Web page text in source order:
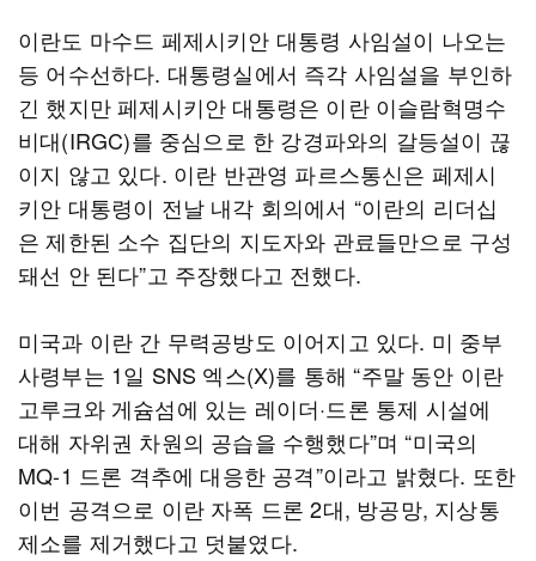
이란도 마수드 페제시키안 대통령 사임설이 나오는
등 어수선하다. 대통령실에서 즉각 사임설을 부인하
긴 했지만 페제시키안 대통령은 이란 이슬람혁명수
비대(IRGC)를 중심으로 한 강경파와의 갈등설이 끊
이지 않고 있다. 이란 반관영 파르스통신은 페제시
키안 대통령이 전날 내각 회의에서 “이란의 리더십
은 제한된 소수 집단의 지도자와 관료들만으로 구성
돼선 안 된다”고 주장했다고 전했다.
미국과 이란 간 무력공방도 이어지고 있다. 미 중부
사령부는 1일 SNS 엑스(X)를 통해 “주말 동안 이란
고루크와 게슘섬에 있는 레이더·드론 통제 시설에
대해 자위권 차원의 공습을 수행했다”며 “미국의
MQ-1 드론 격추에 대응한 공격”이라고 밝혔다. 또한
이번 공격으로 이란 자폭 드론 2대, 방공망, 지상통
제소를 제거했다고 덧붙였다.